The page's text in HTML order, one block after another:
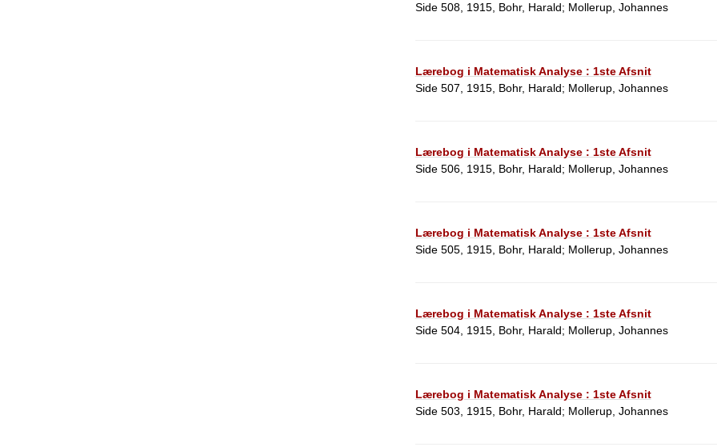
Side 508, 1915, Bohr, Harald; Mollerup, Johannes
Lærebog i Matematisk Analyse : 1ste Afsnit
Side 507, 1915, Bohr, Harald; Mollerup, Johannes
Lærebog i Matematisk Analyse : 1ste Afsnit
Side 506, 1915, Bohr, Harald; Mollerup, Johannes
Lærebog i Matematisk Analyse : 1ste Afsnit
Side 505, 1915, Bohr, Harald; Mollerup, Johannes
Lærebog i Matematisk Analyse : 1ste Afsnit
Side 504, 1915, Bohr, Harald; Mollerup, Johannes
Lærebog i Matematisk Analyse : 1ste Afsnit
Side 503, 1915, Bohr, Harald; Mollerup, Johannes